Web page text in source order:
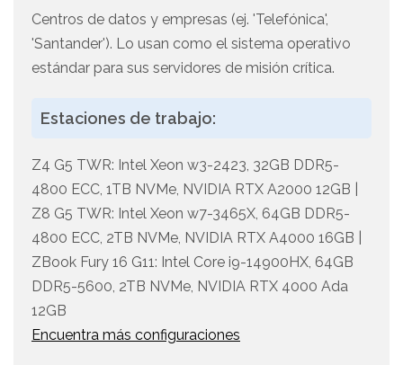
Centros de datos y empresas (ej. 'Telefónica',
'Santander'). Lo usan como el sistema operativo
estándar para sus servidores de misión crítica.
Estaciones de trabajo:
Z4 G5 TWR: Intel Xeon w3-2423, 32GB DDR5-
4800 ECC, 1TB NVMe, NVIDIA RTX A2000 12GB |
Z8 G5 TWR: Intel Xeon w7-3465X, 64GB DDR5-
4800 ECC, 2TB NVMe, NVIDIA RTX A4000 16GB |
ZBook Fury 16 G11: Intel Core i9-14900HX, 64GB
DDR5-5600, 2TB NVMe, NVIDIA RTX 4000 Ada
12GB
Encuentra más configuraciones